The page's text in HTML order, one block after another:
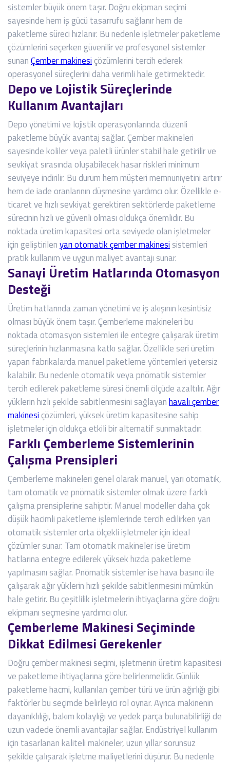
sistemler büyük önem taşır. Doğru ekipman seçimi
sayesinde hem iş gücü tasarrufu sağlanır hem de
paketleme süreci hızlanır. Bu nedenle işletmeler paketleme
çözümlerini seçerken güvenilir ve profesyonel sistemler
sunanÇember makinesiçözümlerini tercih ederek
operasyonel süreçlerini daha verimli hale getirmektedir.
Depo ve Lojistik Süreçlerinde
Kullanım Avantajları
Depo yönetimi ve lojistik operasyonlarında düzenli
paketleme büyük avantaj sağlar. Çember makineleri
sayesinde koliler veya paletli ürünler stabil hale getirilir ve
sevkiyat sırasında oluşabilecek hasar riskleri minimum
seviyeye indirilir. Bu durum hem müşteri memnuniyetini artırır
hem de iade oranlarının düşmesine yardımcı olur. Özellikle e-
ticaret ve hızlı sevkiyat gerektiren sektörlerde paketleme
sürecinin hızlı ve güvenli olması oldukça önemlidir. Bu
noktada üretim kapasitesi orta seviyede olan işletmeler
için geliştirilenyarı otomatik çember makinesi sistemleri
pratik kullanım ve uygun maliyet avantajı sunar.
Sanayi Üretim Hatlarında Otomasyon
Desteği
Üretim hatlarında zaman yönetimi ve iş akışının kesintisiz
olması büyük önem taşır. Çemberleme makineleri bu
noktada otomasyon sistemleri ile entegre çalışarak üretim
süreçlerinin hızlanmasına katkı sağlar. Özellikle seri üretim
yapan fabrikalarda manuel paketleme yöntemleri yetersiz
kalabilir. Bu nedenle otomatik veya pnömatik sistemler
tercih edilerek paketleme süresi önemli ölçüde azaltılır. Ağır
yüklerin hızlı şekilde sabitlenmesini sağlayanhavalı çember
makinesiçözümleri, yüksek üretim kapasitesine sahip
işletmeler için oldukça etkili bir alternatif sunmaktadır.
Farklı Çemberleme Sistemlerinin
Çalışma Prensipleri
Çemberleme makineleri genel olarak manuel, yarı otomatik,
tam otomatik ve pnömatik sistemler olmak üzere farklı
çalışma prensiplerine sahiptir. Manuel modeller daha çok
düşük hacimli paketleme işlemlerinde tercih edilirken yarı
otomatik sistemler orta ölçekli işletmeler için ideal
çözümler sunar. Tam otomatik makineler ise üretim
hatlarına entegre edilerek yüksek hızda paketleme
yapılmasını sağlar. Pnömatik sistemler ise hava basıncı ile
çalışarak ağır yüklerin hızlı şekilde sabitlenmesini mümkün
hale getirir. Bu çeşitlilik işletmelerin ihtiyaçlarına göre doğru
ekipmanı seçmesine yardımcı olur.
Çemberleme Makinesi Seçiminde
Dikkat Edilmesi Gerekenler
Doğru çember makinesi seçimi, işletmenin üretim kapasitesi
ve paketleme ihtiyaçlarına göre belirlenmelidir. Günlük
paketleme hacmi, kullanılan çember türü ve ürün ağırlığı gibi
faktörler bu seçimde belirleyici rol oynar. Ayrıca makinenin
dayanıklılığı, bakım kolaylığı ve yedek parça bulunabilirliği de
uzun vadede önemli avantajlar sağlar. Endüstriyel kullanım
için tasarlanan kaliteli makineler, uzun yıllar sorunsuz
şekilde çalışarak işletme maliyetlerini düşürür. Bu nedenle